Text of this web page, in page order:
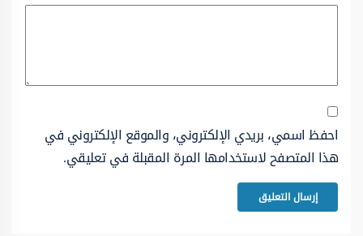
احفظ اسمي، بريدي الإلكتروني، والموقع الإلكتروني في
هذا المتصفح لاستخدامها المرة المقبلة في تعليقي.